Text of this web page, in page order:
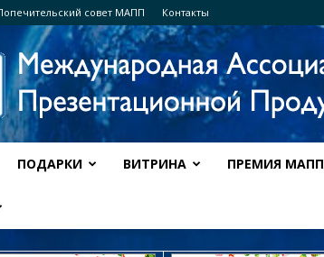
совет МАПП Контакты
ПОДАРКИ ВИТРИНА ПРЕМИЯ МАПП